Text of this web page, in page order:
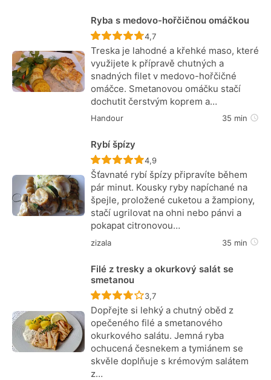
Ryba s medovo-hořčičnou omáčkou
Recept ještě nebyl hodnocen
4,7
Treska je lahodné a křehké maso, které
využijete k přípravě chutných a
snadných filet v medovo-hořčičné
omáčce. Smetanovou omáčku stačí
dochutit čerstvým koprem a…
Handour 35 min
Rybí špízy
Recept ještě nebyl hodnocen
4,9
Šťavnaté rybí špízy připravíte během
pár minut. Kousky ryby napíchané na
špejle, proložené cuketou a žampiony,
stačí ugrilovat na ohni nebo pánvi a
pokapat citronovou…
zizala 35 min
Filé z tresky a okurkový salát se
smetanou
Recept ještě nebyl hodnocen
3,7
Dopřejte si lehký a chutný oběd z
opečeného filé a smetanového
okurkového salátu. Jemná ryba
ochucená česnekem a tymiánem se
skvěle doplňuje s krémovým salátem
z…